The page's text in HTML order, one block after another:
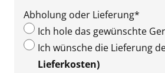
Abholung oder Lieferung*
Ich hole das gewünschte
Ich wünsche die Lieferung
Lieferkosten)